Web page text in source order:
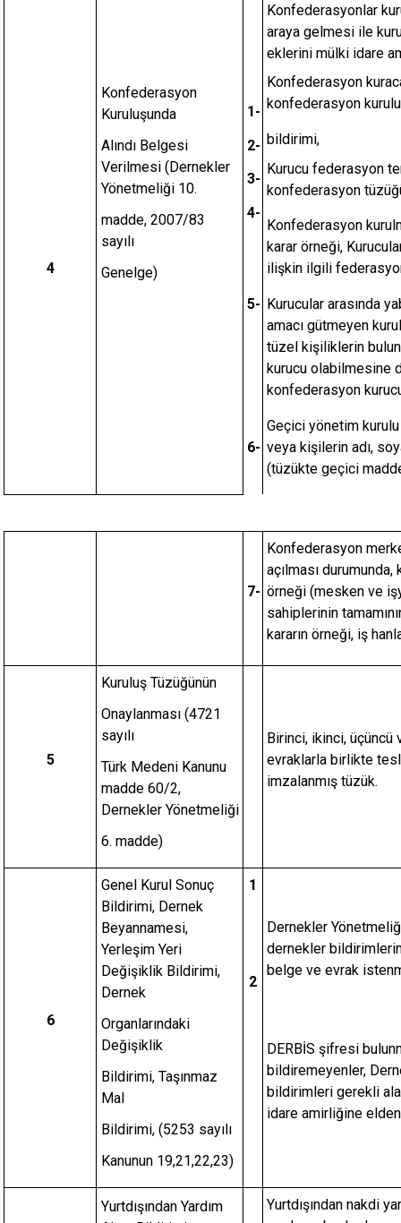
4
Konfederasyon
Kuruluşunda
Alındı Belgesi
Verilmesi (Dernekler
Yönetmeliği 10.
madde, 2007/83
sayılı
Genelge)
1-
2-
3-
4-
Konfederasyonlar
araya gelmesi ile
eklerini mülki idare
Konfederasyon
konfederasyon
bildirimi,
Kurucu federasyon
konfederasyon
Konfederasyon
karar örneği,
ilişkin ilgili
5- Kurucular arasında
amacı gütmeyen
tüzel kişiliklerin
kurucu olabilmesine
konfederasyon
6-
Geçici yönetim
veya kişilerin adı,
(tüzükte geçici
7-
Konfederasyon
açılması
örneği (mesken ve
sahiplerinin
kararın örneği, iş
5
Kuruluş Tüzüğünün
Onaylanması (4721
sayılı
Türk Medeni Kanunu
madde 60/2,
Dernekler Yönetmeliği
6. madde)
Birinci, ikinci,
evraklarla birlikte
imzalanmış tüzük.
6
Genel Kurul Sonuç
Bildirimi, Dernek
Beyannamesi,
Yerleşim Yeri
Değişiklik Bildirimi,
Dernek
Organlarındaki
Değişiklik
Bildirimi, Taşınmaz
Mal
Bildirimi, (5253 sayılı
Kanunun 19,21,22,23)
1
2
Dernekler
dernekler
belge ve evrak
DERBİS şifresi
bildiremeyenler,
bildirimleri gerekli
idare amirliğine
Yurtdışından Yardım
Yurtdışından nakdi